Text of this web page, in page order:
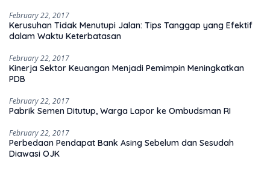
February 22, 2017
Kerusuhan Tidak Menutupi Jalan: Tips Tanggap yang Efektif
dalam Waktu Keterbatasan
February 22, 2017
Kinerja Sektor Keuangan Menjadi Pemimpin Meningkatkan
PDB
February 22, 2017
Pabrik Semen Ditutup, Warga Lapor ke Ombudsman RI
February 22, 2017
Perbedaan Pendapat Bank Asing Sebelum dan Sesudah
Diawasi OJK